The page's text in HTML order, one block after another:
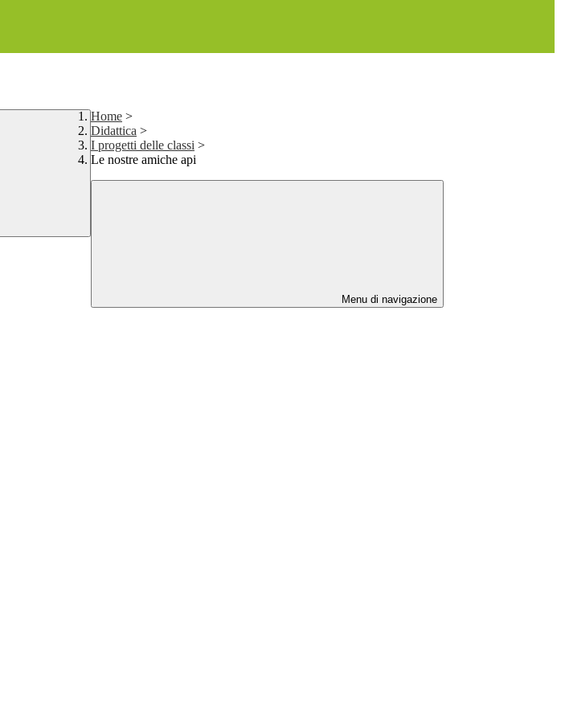
Home >
Didattica >
I progetti delle classi >
Le nostre amiche api
Menu di navigazione